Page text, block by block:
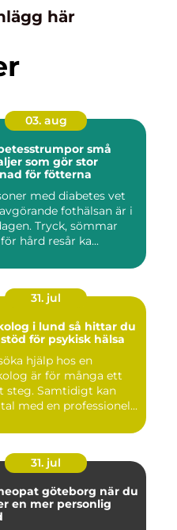
här
03. aug
små
som gör stor
för fötterna
med diabetes vet
fothälsan är i
Tryck, sömmar
hård resår ka...
31. jul
i lund så hittar du
för psykisk hälsa
hjälp hos en
är för många ett
steg. Samtidigt kan
med en professionel...
31. jul
göteborg när du
en mer personlig